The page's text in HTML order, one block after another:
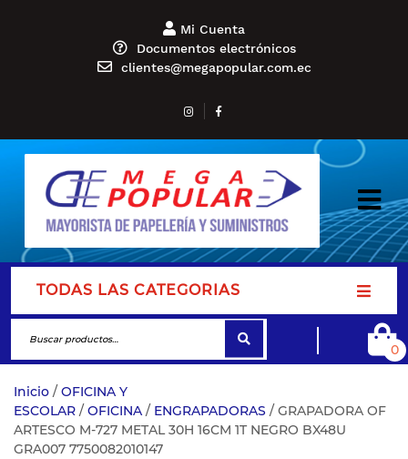
Mi Cuenta
Documentos electrónicos
clientes@megapopular.com.ec
TODAS LAS CATEGORIAS
0
Inicio / OFICINA Y
ESCOLAR / OFICINA / ENGRAPADORAS / GRAPADORA OF
ARTESCO M-727 METAL 30H 16CM 1T NEGRO BX48U
GRA007 7750082010147